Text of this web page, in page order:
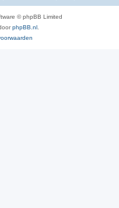
© phpBB Limited
phpBB.nl